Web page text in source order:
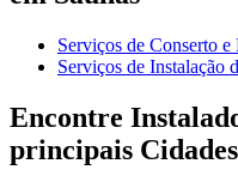
Serviços de Conserto e
Serviços de Instalação
Encontre
principais Cidades